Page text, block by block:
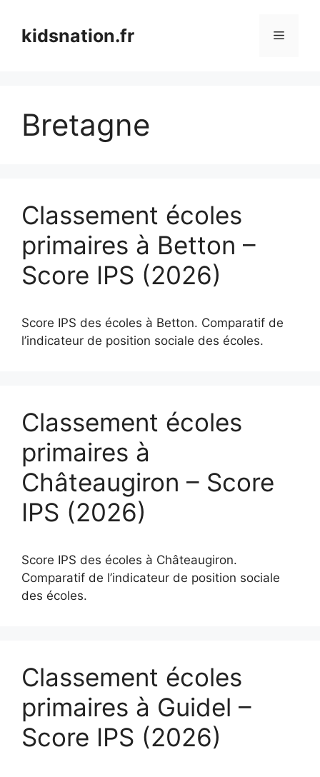
contenukidsnation.fr Menu
Bretagne
Classement écoles
primaires à Betton –
Score IPS (2026)
Score IPS des écoles à Betton. Comparatif de
l’indicateur de position sociale des écoles.
Classement écoles
primaires à
Châteaugiron – Score
IPS (2026)
Score IPS des écoles à Châteaugiron.
Comparatif de l’indicateur de position sociale
des écoles.
Classement écoles
primaires à Guidel –
Score IPS (2026)